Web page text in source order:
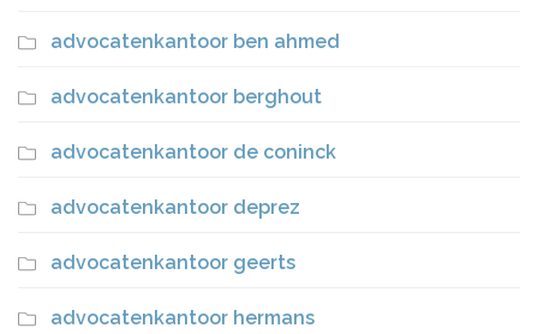
advocatenkantoor ben ahmed
advocatenkantoor berghout
advocatenkantoor de coninck
advocatenkantoor deprez
advocatenkantoor geerts
advocatenkantoor hermans